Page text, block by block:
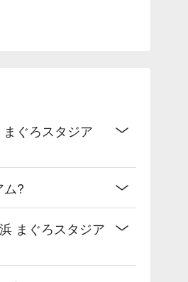
ぐろスタジア
ム?
まぐろスタジア